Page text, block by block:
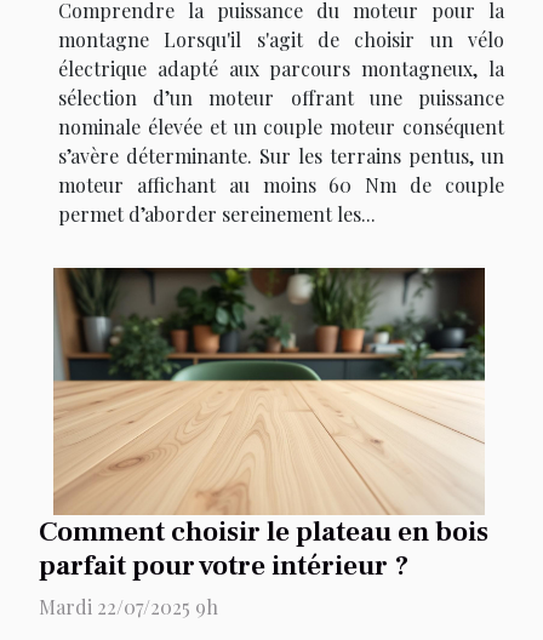
Comprendre la puissance du moteur pour la
montagne Lorsqu'il s'agit de choisir un vélo
électrique adapté aux parcours montagneux, la
sélection d’un moteur offrant une puissance
nominale élevée et un couple moteur conséquent
s’avère déterminante. Sur les terrains pentus, un
moteur affichant au moins 60 Nm de couple
permet d’aborder sereinement les...
Comment choisir le plateau en bois
parfait pour votre intérieur ?
Mardi 22/07/2025 9h